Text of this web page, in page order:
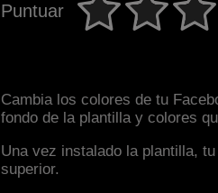
Puntuar
Cambia los colores de tu
fondo de la plantilla y colores
Una vez instalado la plantilla,
superior.